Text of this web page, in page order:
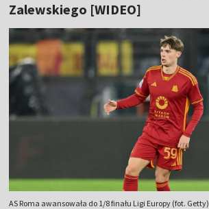
Zalewskiego [WIDEO]
AS Roma awansowała do 1/8 finału Ligi Europy (fot. Getty)